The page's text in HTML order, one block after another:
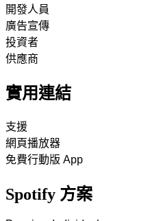
開發人員
廣告宣傳
投資者
供應商
實用連結
支援
網頁播放器
免費行動版 App
Spotify 方案